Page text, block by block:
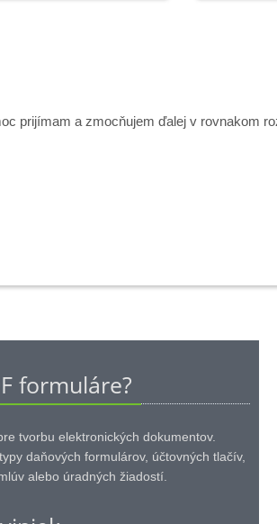
prijímam a zmocňujem ďalej v rovnakom
formuláre?
tvorbu elektronických dokumentov.
daňových formulárov, účtovných tlačív,
alebo úradných žiadostí.